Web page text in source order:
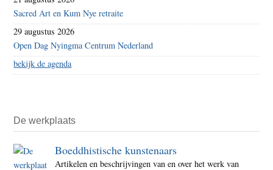
Sacred Art en Kum Nye retraite
29 augustus 2026
Open Dag Nyingma Centrum Nederland
bekijk de agenda
De werkplaats
Boeddhistische kunstenaars
Artikelen en beschrijvingen van en over het werk van